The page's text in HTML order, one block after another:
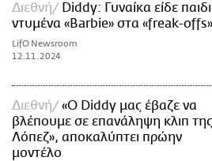
Διεθνή
Diddy: Γυναίκα είδε
ντυμένα «Barbie» στα «freak-offs»
LifO Newsroom
12.11.2024
Διεθνή
«Ο Diddy μας έβαζε να
βλέπουμε σε επανάληψη κλιπ της
Λόπεζ», αποκαλύπτει πρώην
μοντέλο